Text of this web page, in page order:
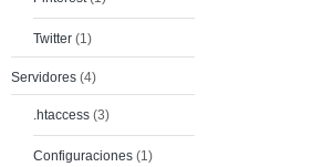
Twitter (1)
Servidores (4)
.htaccess (3)
Configuraciones (1)